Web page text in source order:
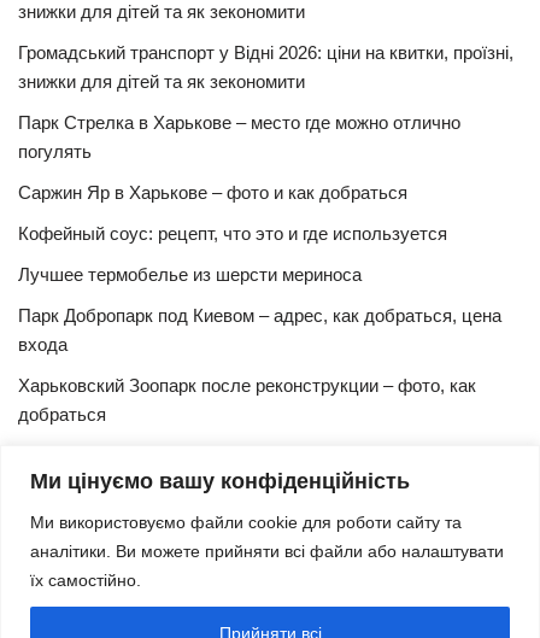
Ми цінуємо вашу конфіденційність
Ми використовуємо файли cookie для роботи сайту та
аналітики. Ви можете прийняти всі файли або налаштувати
їх самостійно.
Прийняти всі
знижки для дітей та як зекономити
Громадський транспорт у Відні 2026: ціни на квитки, проїзні,
знижки для дітей та як зекономити
Парк Стрелка в Харькове – место где можно отлично
погулять
Саржин Яр в Харькове – фото и как добраться
Кофейный соус: рецепт, что это и где используется
Лучшее термобелье из шерсти мериноса
Парк Добропарк под Киевом – адрес, как добраться, цена
входа
Харьковский Зоопарк после реконструкции – фото, как
добраться
домашних условиях
Харьковская Швейцария – цены, адрес, как добраться
Маршрут и расписание 27 троллейбуса (Харьков)
Трамвай № 3 Харьков – маршрут, время и интервал